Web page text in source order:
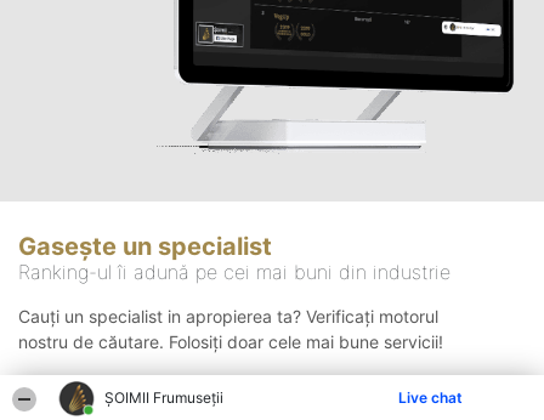
ȘOIMII Frumuseții Live chat
Gasește un specialist
Ranking-ul îi adună pe cei mai buni din industrie
Cauți un specialist in apropierea ta? Verificați motorul
nostru de căutare. Folosiți doar cele mai bune servicii!